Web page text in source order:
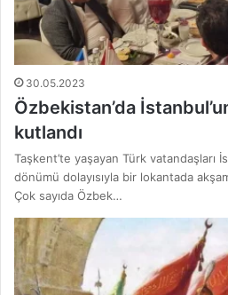
30.05.2023
Özbekistan’da
kutlandı
Taşkent’te yaşayan Türk vatandaşları
dönümü dolayısıyla bir lokantada
Çok sayıda Özbek…